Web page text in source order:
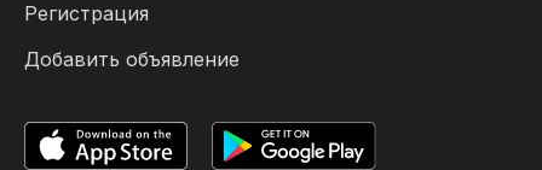
Регистрация
Добавить объявление